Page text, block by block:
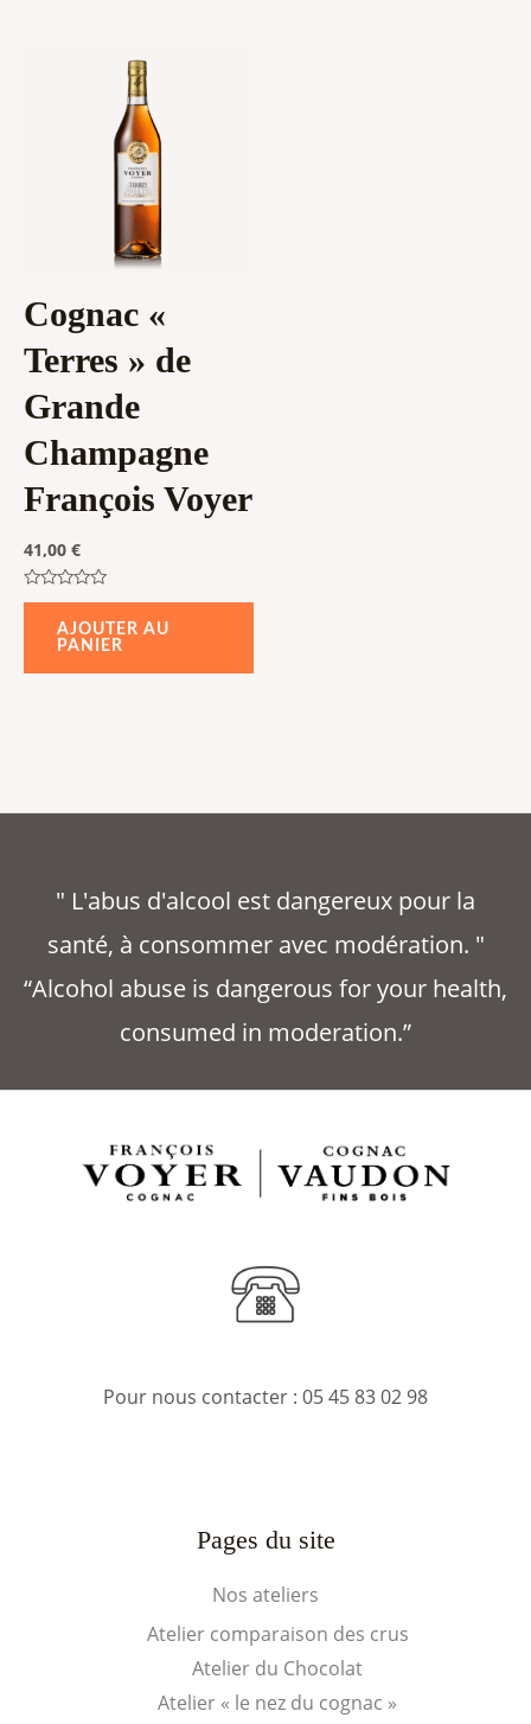
Cognac «
Terres » de
Grande
Champagne
François Voyer
41,00 €
Note
AJOUTER AU
PANIER
" L'abus d'alcool est dangereux pour la
santé, à consommer avec modération. "
“Alcohol abuse is dangerous for your health,
consumed in moderation.”
Pour nous contacter : 05 45 83 02 98
Pages du site
Nos ateliers
Atelier comparaison des crus
Atelier du Chocolat
Atelier « le nez du cognac »